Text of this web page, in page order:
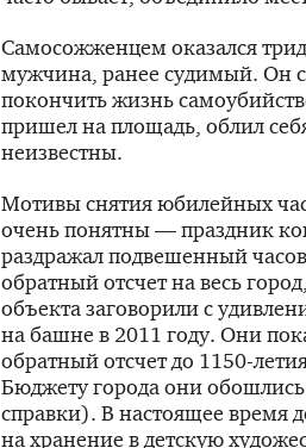
Самосожженцем оказался
мужчина, ранее судимый. Он
покончить жизнь
пришел на площадь, облил
неизвестны.
Мотивы снятия юбилейных
очень понятны — праздник
раздражал подвешенный
обратный отсчет на весь
объекта заговорили с
на башне в 2011 году. Они
обратный отсчет до 1150-
Бюджету города они обошлись
справки). В настоящее время
на хранение в детскую